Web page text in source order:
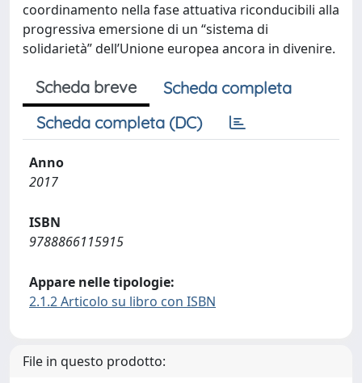
coordinamento nella fase attuativa riconducibili alla
progressiva emersione di un “sistema di
solidarietà” dell’Unione europea ancora in divenire.
Scheda breve
Scheda completa
Scheda completa (DC)
Anno
2017
ISBN
9788866115915
Appare nelle tipologie:
2.1.2 Articolo su libro con ISBN
File in questo prodotto: